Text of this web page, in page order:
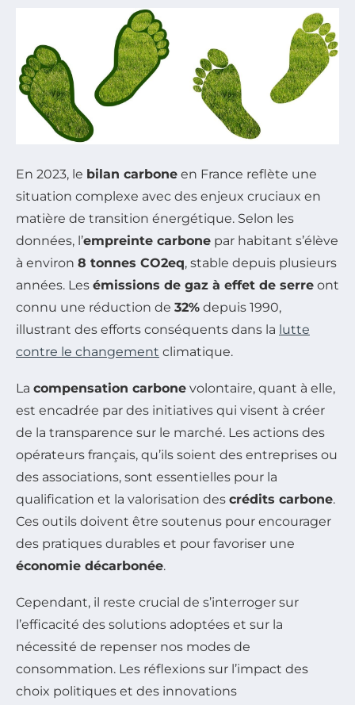
En 2023, le bilan carbone en France reflète une
situation complexe avec des enjeux cruciaux en
matière de transition énergétique. Selon les
données, l’empreinte carbone par habitant s’élève
à environ 8 tonnes CO2eq, stable depuis plusieurs
années. Les émissions de gaz à effet de serre ont
connu une réduction de 32% depuis 1990,
illustrant des efforts conséquents dans la lutte
contre le changement climatique.
La compensation carbone volontaire, quant à elle,
est encadrée par des initiatives qui visent à créer
de la transparence sur le marché. Les actions des
opérateurs français, qu’ils soient des entreprises ou
des associations, sont essentielles pour la
qualification et la valorisation des crédits carbone.
Ces outils doivent être soutenus pour encourager
des pratiques durables et pour favoriser une
économie décarbonée.
Cependant, il reste crucial de s’interroger sur
l’efficacité des solutions adoptées et sur la
nécessité de repenser nos modes de
consommation. Les réflexions sur l’impact des
choix politiques et des innovations